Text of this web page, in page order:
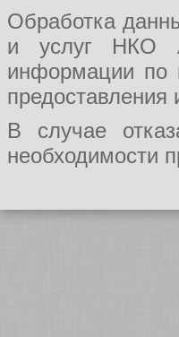
Обработка
и услуг НКО
информации по
предоставления
В случае
необходимости